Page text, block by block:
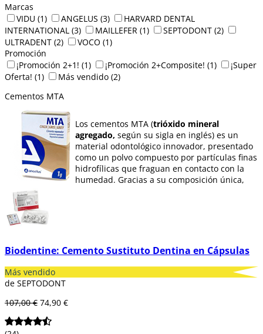
Marcas
VIDU (1) ANGELUS (3)
HARVARD DENTAL
INTERNATIONAL (3) MAILLEFER (1) SEPTODONT (2)
ULTRADENT (2) VOCO (1)
Promoción
¡Promoción 2+1! (1) ¡Promoción 2+Composite! (1)
¡Super
Oferta! (1) Más vendido (2)
Cementos MTA
Los cementos MTA (trióxido mineral
agregado, según su sigla en inglés) es un
material odontológico innovador, presentado
como un polvo compuesto por partículas finas
hidrofílicas que fraguan en contacto con la
humedad. Gracias a su composición única,
comunicación con el periodonto tras
tratamientos estomatológicos. Su
biocompatibilidad y capacidad para promover
la regeneración tisular lo convierten en una
Biodentine: Cemento Sustituto Dentina en Cápsulas
Más vendido
de SEPTODONT
107,00 € 74,90 €